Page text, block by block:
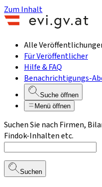
Zum Inhalt
Alle
Für Veröffentlicher
Hilfe & FAQ
Benachrichtigungs-
Suche öffnen
Menü öffnen
Suchen Sie nach Firmen,
Findok-Inhalten etc.
Suchen